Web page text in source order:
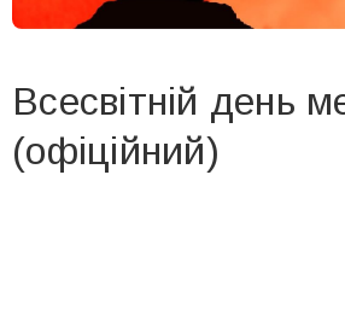
Всесвітній день
(офіційний)